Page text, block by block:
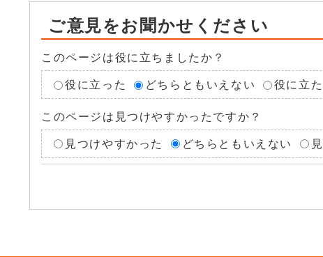
ご意見をお聞かせください
このページは役に立ちましたか？
役に立った どちらともいえない 役に立
このページは見つけやすかったですか？
見つけやすかった どちらともいえない